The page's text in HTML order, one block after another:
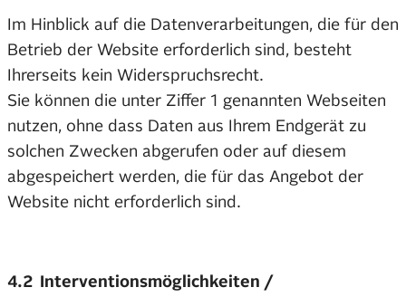
Im Hinblick auf die Datenverarbeitungen, die für den
Betrieb der Website erforderlich sind, besteht
Ihrerseits kein Widerspruchsrecht.
Sie können die unter Ziffer 1 genannten Webseiten
nutzen, ohne dass Daten aus Ihrem Endgerät zu
solchen Zwecken abgerufen oder auf diesem
abgespeichert werden, die für das Angebot der
Website nicht erforderlich sind.
4.2 Interventionsmöglichkeiten /